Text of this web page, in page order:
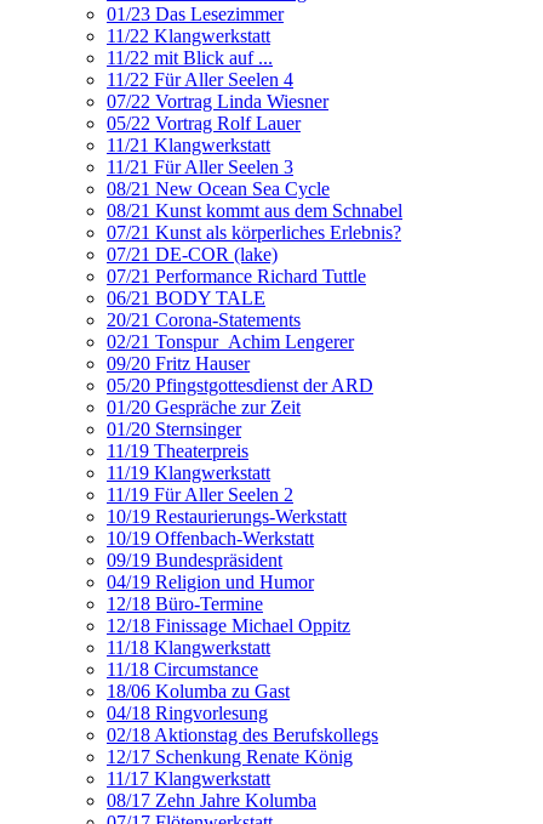
01/23 Das Lesezimmer
11/22 Klangwerkstatt
11/22 mit Blick auf ...
11/22 Für Aller Seelen 4
07/22 Vortrag Linda Wiesner
05/22 Vortrag Rolf Lauer
11/21 Klangwerkstatt
11/21 Für Aller Seelen 3
08/21 New Ocean Sea Cycle
08/21 Kunst kommt aus dem Schnabel
07/21 Kunst als körperliches Erlebnis?
07/21 DE-COR (lake)
07/21 Performance Richard Tuttle
06/21 BODY TALE
20/21 Corona-Statements
02/21 Tonspur_Achim Lengerer
09/20 Fritz Hauser
05/20 Pfingstgottesdienst der ARD
01/20 Gespräche zur Zeit
01/20 Sternsinger
11/19 Theaterpreis
11/19 Klangwerkstatt
11/19 Für Aller Seelen 2
10/19 Restaurierungs-Werkstatt
10/19 Offenbach-Werkstatt
09/19 Bundespräsident
04/19 Religion und Humor
12/18 Büro-Termine
12/18 Finissage Michael Oppitz
11/18 Klangwerkstatt
11/18 Circumstance
18/06 Kolumba zu Gast
04/18 Ringvorlesung
02/18 Aktionstag des Berufskollegs
12/17 Schenkung Renate König
11/17 Klangwerkstatt
08/17 Zehn Jahre Kolumba